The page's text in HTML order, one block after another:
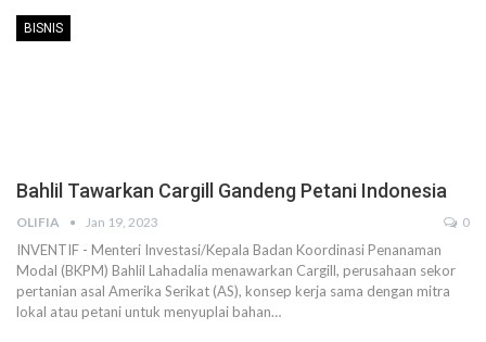
BISNIS
Bahlil Tawarkan Cargill Gandeng Petani Indonesia
OLIFIA Jan 19, 2023 0
INVENTIF - Menteri Investasi/Kepala Badan Koordinasi Penanaman
Modal (BKPM) Bahlil Lahadalia menawarkan Cargill, perusahaan sekor
pertanian asal Amerika Serikat (AS), konsep kerja sama dengan mitra
lokal atau petani untuk menyuplai bahan…